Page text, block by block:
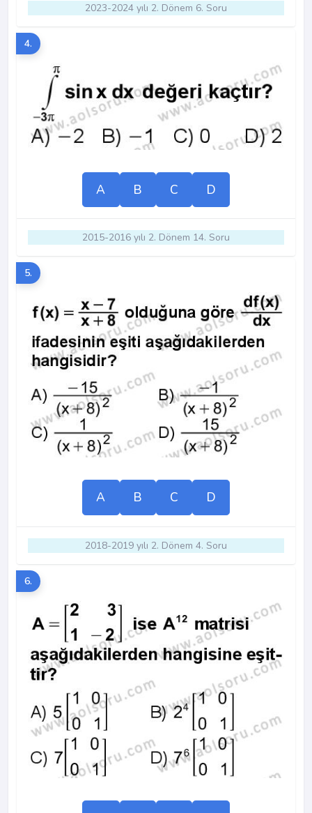
2023-2024 yılı 2. Dönem 6. Soru
4.
A B C D
2015-2016 yılı 2. Dönem 14. Soru
5.
A B C D
2018-2019 yılı 2. Dönem 4. Soru
6.